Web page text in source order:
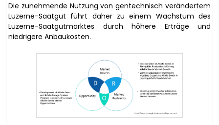
Die zunehmende Nutzung von gentechnisch verändertem
Luzerne-Saatgut führt daher zu einem Wachstum des
Luzerne-Saatgutmarktes durch höhere Erträge und
niedrigere Anbaukosten.